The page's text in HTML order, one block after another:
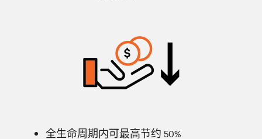
全生命周期内可最高节约 50%